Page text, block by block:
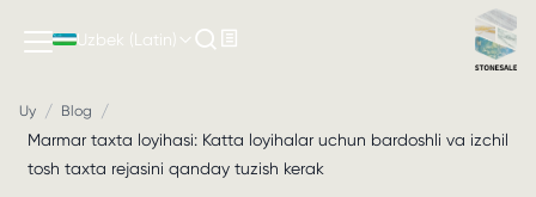
Uzbek (Latin)
Uy / Blog
/
Marmar taxta loyihasi: Katta loyihalar uchun bardoshli va izchil
tosh taxta rejasini qanday tuzish kerak